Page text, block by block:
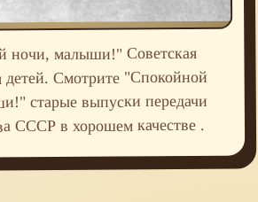
ночи, малыши!" Советская
детей. Смотрите "Спокойной
старые выпуски передачи
СССР в хорошем качестве .